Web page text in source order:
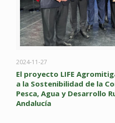
2024-11-27
El proyecto LIFE
a la Sostenibilidad de la
Pesca, Agua y Desarrollo
Andalucía